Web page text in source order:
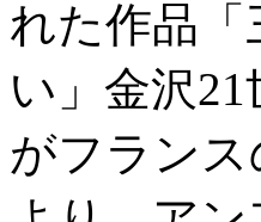
れた作品「
い」金沢
がフラン